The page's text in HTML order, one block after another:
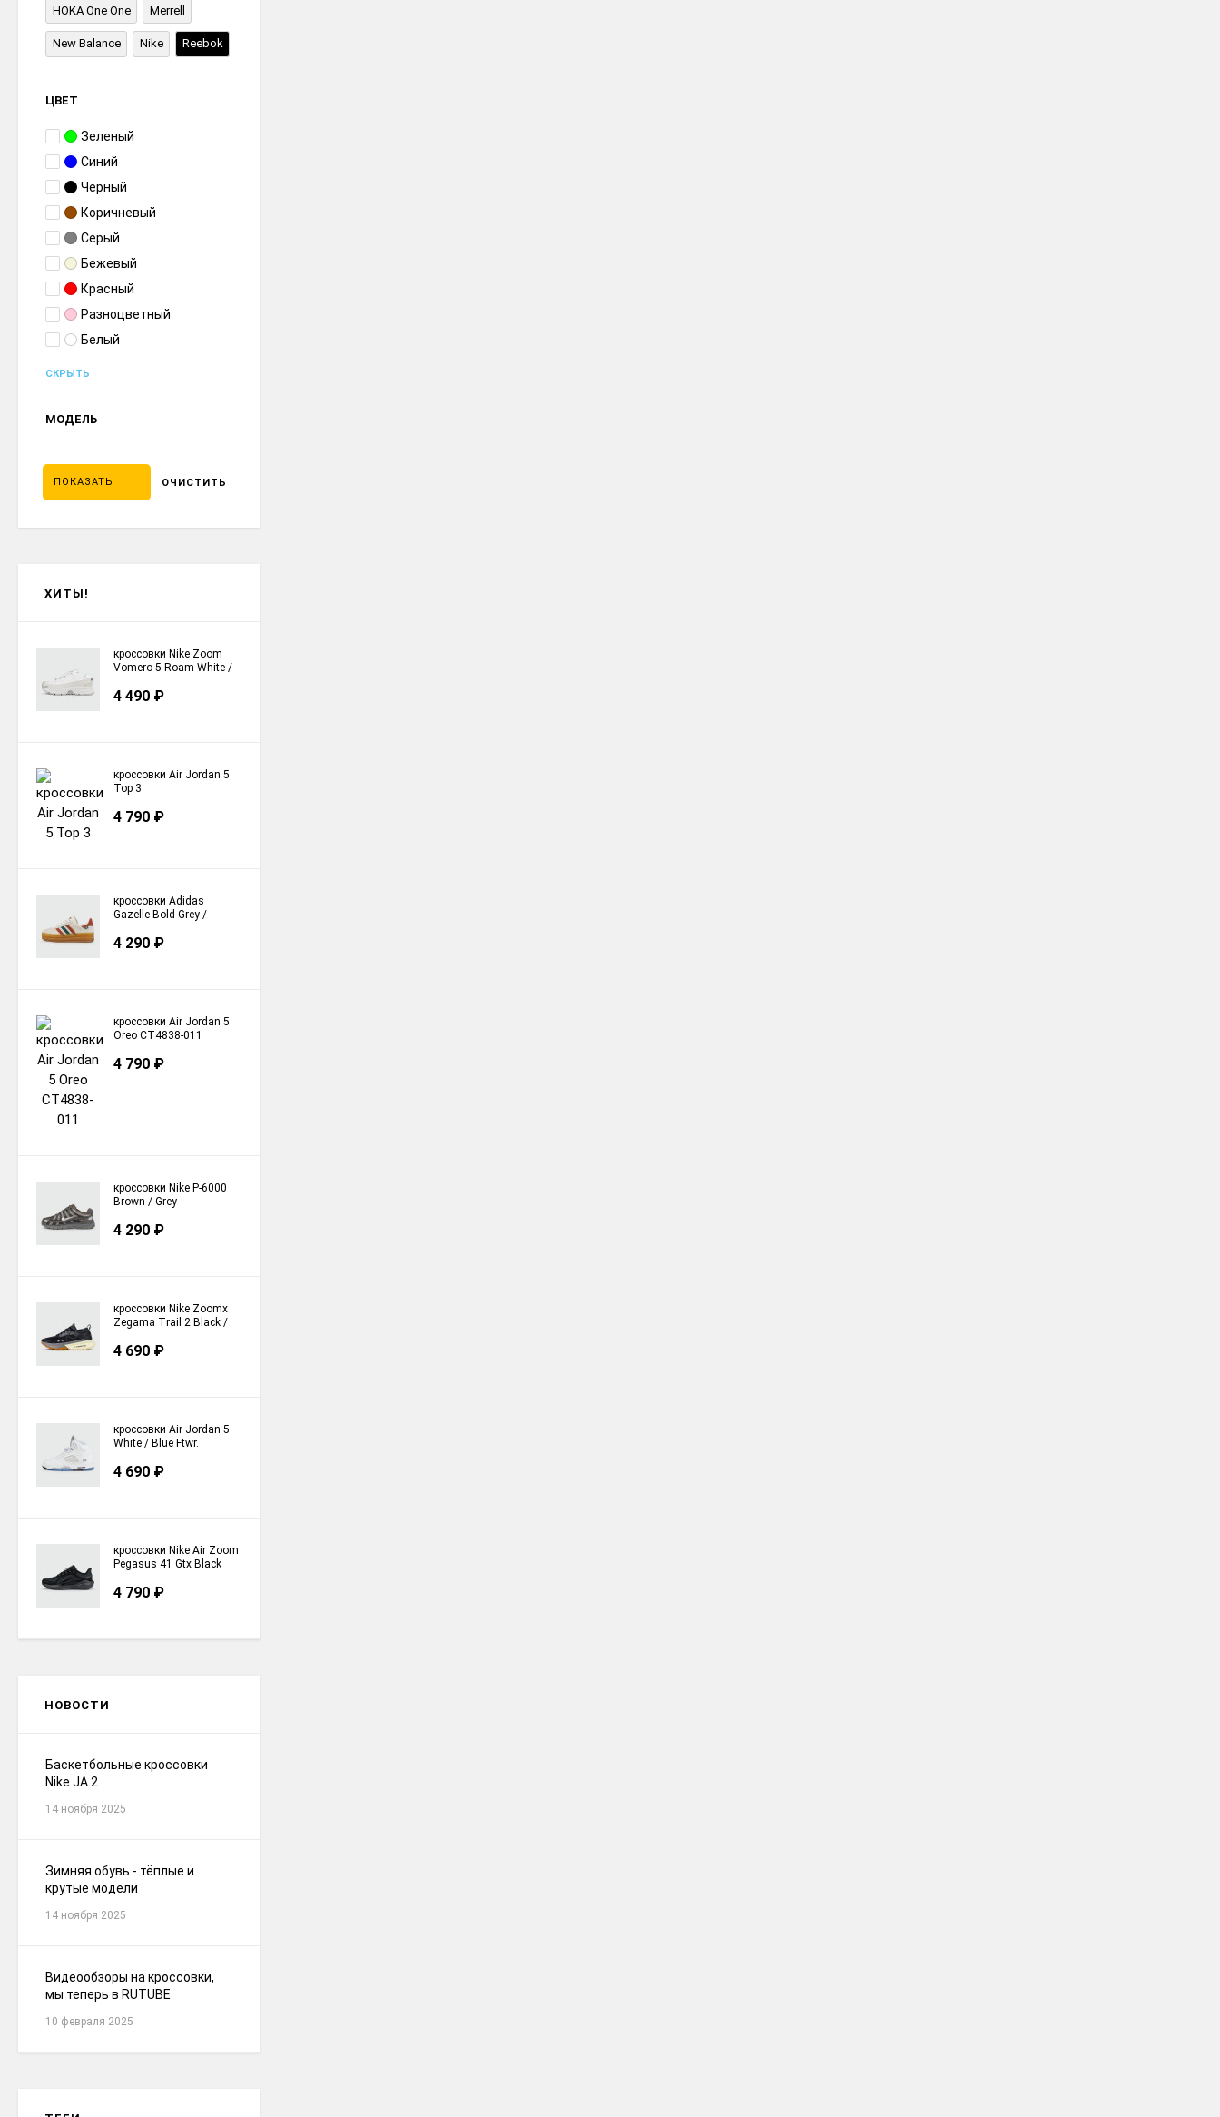
HOKA One One Merrell
New Balance Nike Reebok
ЦВЕТ
Зеленый
Синий
Черный
Коричневый
Серый
Бежевый
Красный
Разноцветный
Белый
СКРЫТЬ
МОДЕЛЬ
ПОКАЗАТЬ ОЧИСТИТЬ
ХИТЫ!
кроссовки Nike Zoom
Vomero 5 Roam White /
4 490 ₽
кроссовки Air Jordan 5
Top 3
4 790 ₽
кроссовки Adidas
Gazelle Bold Grey /
4 290 ₽
кроссовки Air Jordan 5
Oreo CT4838-011
4 790 ₽
кроссовки Nike P-6000
Brown / Grey
4 290 ₽
кроссовки Nike Zoomx
Zegama Trail 2 Black /
4 690 ₽
кроссовки Air Jordan 5
White / Blue Ftwr.
4 690 ₽
кроссовки Nike Air Zoom
Pegasus 41 Gtx Black
4 790 ₽
НОВОСТИ
Баскетбольные кроссовки
Nike JA 2
14 ноября 2025
Зимняя обувь - тёплые и
крутые модели
14 ноября 2025
Видеообзоры на кроссовки,
мы теперь в RUTUBE
10 февраля 2025